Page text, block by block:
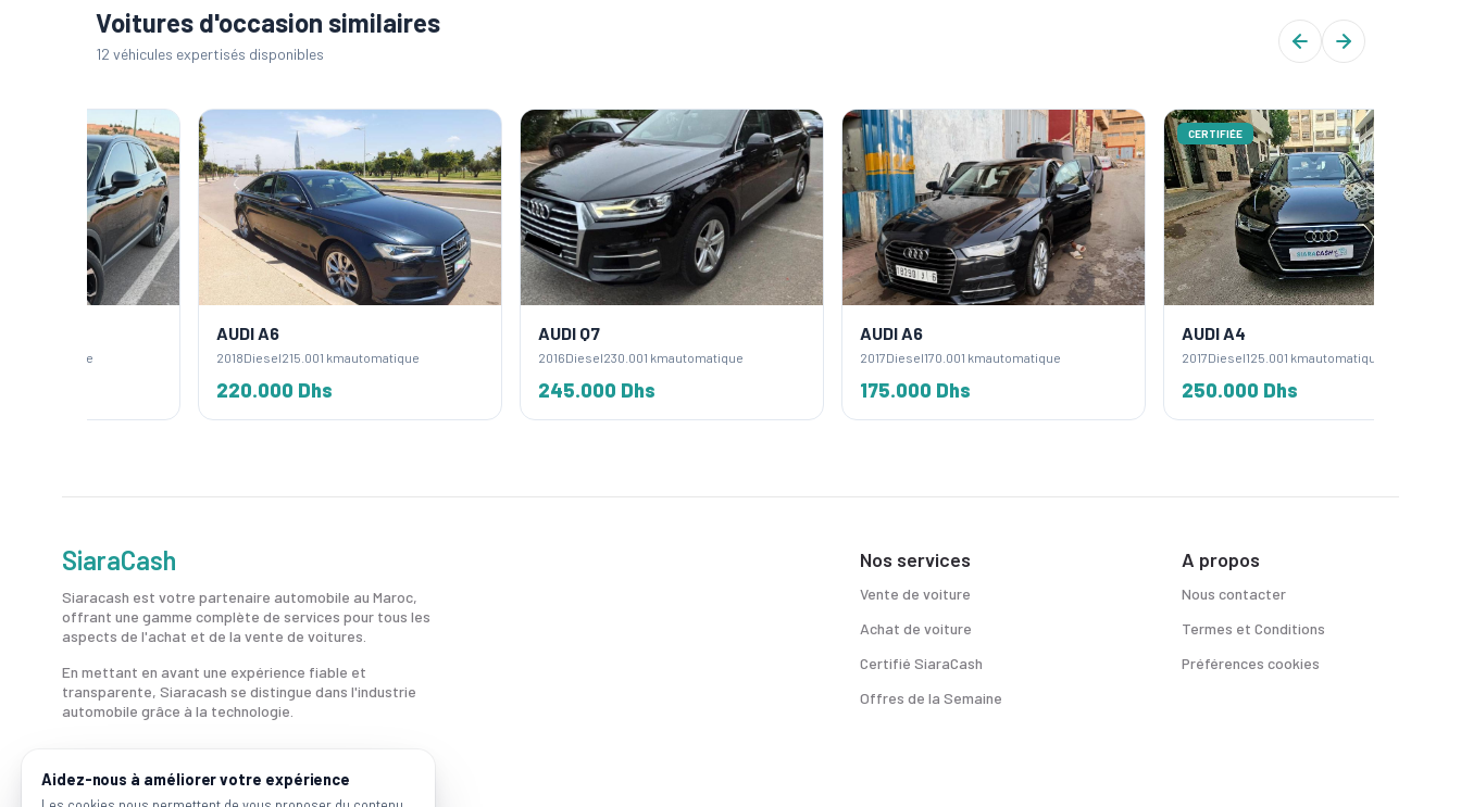
Voitures d'occasion similaires
12 véhicules expertisés disponibles
215.001 kmautomatique
220.000 Dhs
230.001 kmautomatique
245.000 Dhs
170.001 kmautomatique
175.000 Dhs
CERTIFIÉE
125.001 kmautomatique
250.000 Dhs
SiaraCash
Siaracash est votre partenaire automobile au Maroc,
offrant une gamme complète de services pour tous les
aspects de l'achat et de la vente de voitures.
En mettant en avant une expérience fiable et
transparente, Siaracash se distingue dans l'industrie
automobile grâce à la technologie.
Nos services
Vente de voiture
Achat de voiture
Certifié SiaraCash
Offres de la Semaine
A propos
Nous contacter
Termes et Conditions
Préférences cookies
Aidez-nous à améliorer votre expérience